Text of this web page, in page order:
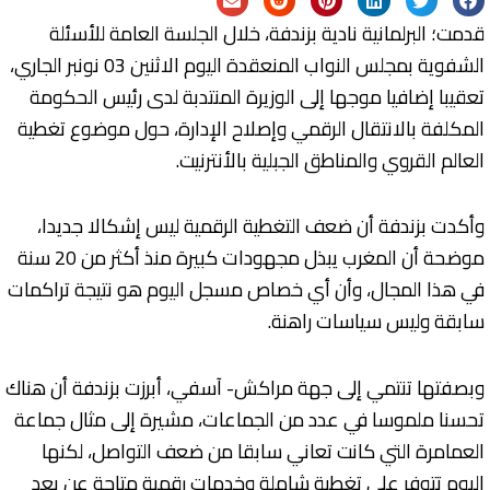
قدمت؛ البرلمانية نادية بزندفة، خلال الجلسة العامة للأسئلة
الشفوية بمجلس النواب المنعقدة اليوم الاثنين 03 نونبر الجاري،
تعقيبا إضافيا موجها إلى الوزيرة المنتدبة لدى رئيس الحكومة
المكلفة بالانتقال الرقمي وإصلاح الإدارة، حول موضوع تغطية
العالم القروي والمناطق الجبلية بالأنترنيت.
وأكدت بزندفة أن ضعف التغطية الرقمية ليس إشكالا جديدا،
موضحة أن المغرب يبذل مجهودات كبيرة منذ أكثر من 20 سنة
في هذا المجال، وأن أي خصاص مسجل اليوم هو نتيجة تراكمات
سابقة وليس سياسات راهنة.
وبصفتها تنتمي إلى جهة مراكش- آسفي، أبرزت بزندفة أن هناك
تحسنا ملموسا في عدد من الجماعات، مشيرة إلى مثال جماعة
العمامرة التي كانت تعاني سابقا من ضعف التواصل، لكنها
اليوم تتوفر على تغطية شاملة وخدمات رقمية متاحة عن بعد